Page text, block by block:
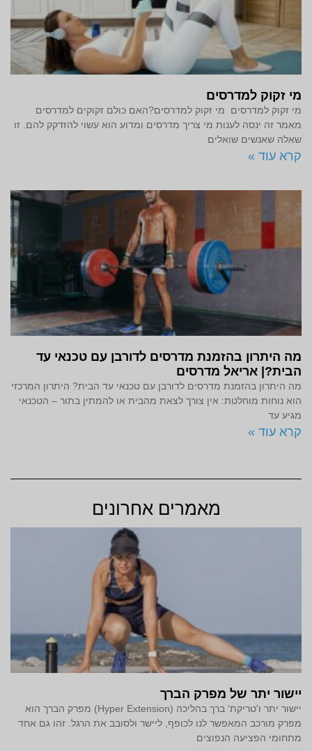
מי זקוק למדרסים
מי זקוק למדרסים מי זקוק למדרסים?האם כולם זקוקים למדרסים
מאמר זה ינסה לענות מי צריך מדרסים ומדוע הוא עשוי להזדקק להם. זו
שאלה שאנשים שואלים
קרא עוד »
מה היתרון בהזמנת מדרסים לדורבן עם טכנאי עד
הבית?| אריאל מדרסים
מה היתרון בהזמנת מדרסים לדורבן עם טכנאי עד הבית? היתרון המרכזי
הוא נוחות מוחלטת: אין צורך לצאת מהבית או להמתין בתור – הטכנאי
מגיע עד
קרא עוד »
מאמרים אחרונים
יישור יתר של מפרק הברך
יישור יתר ו'טריקת' ברך בהליכה (Hyper Extension) מפרק הברך הוא
מפרק מורכב המאפשר לנו לכופף, ליישר ולסובב את הרגל. זהו גם אחד
מתחומי הפציעה הנפוצים